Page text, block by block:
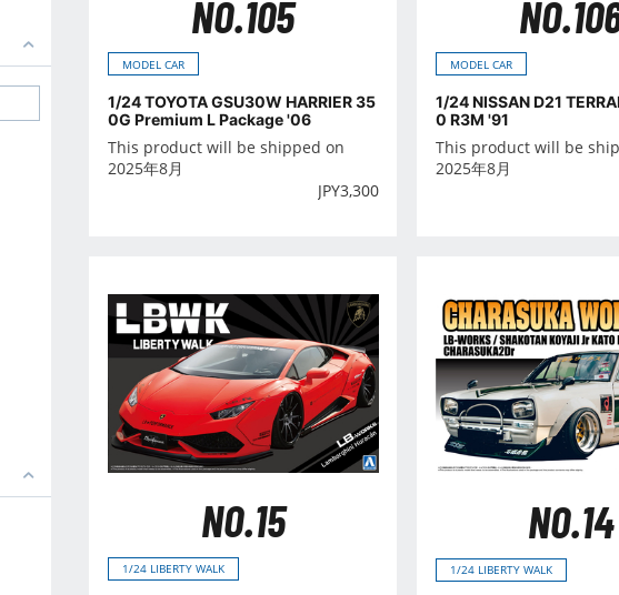
NO.105
MODEL CAR
1/24 TOYOTA GSU30W HARRIER 35
0G Premium L Package '06
This product will be shipped on
2025年8月
JPY3,300
MODEL CAR
1/24 NISSAN D21
0 R3M '91
This product will be
2025年8月
NO.15
1/24 LIBERTY WALK
NO.14
1/24 LIBERTY WALK